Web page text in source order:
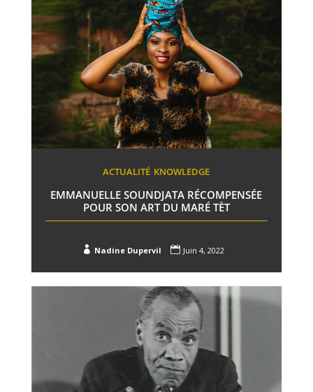
ACTUALITÉ KNOWLEDGE
EMMANUELLE SOUNDJATA RÉCOMPENSÉE
POUR SON ART DU MARÉ TÈT
 Nadine Dupervil  Juin 4, 2022